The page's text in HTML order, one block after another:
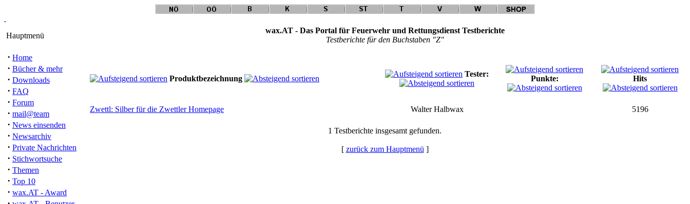
Hauptmenü
· Home
· Bücher & mehr
· Downloads
· FAQ
· Forum
· mail@team
· News einsenden
· Newsarchiv
· Private Nachrichten
· Stichwortsuche
· Themen
· Top 10
· wax.AT - Award
wax.AT - Das Portal für Feuerwehr und Rettungsdienst Testberichte
Testberichte für den Buchstaben "Z"
Produktbezeichnung
Tester:
Punkte: Hits
Zwettl: Silber für die Zwettler Homepage Walter Halbwax 5196
1 Testberichte insgesamt gefunden.
[ zurück zum Hauptmenü ]